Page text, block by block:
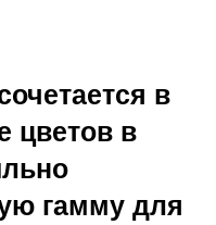
в
цветов в
гамму для